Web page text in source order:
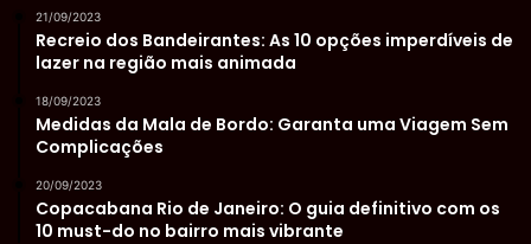
21/09/2023
Recreio dos Bandeirantes: As 10 opções imperdíveis de
lazer na região mais animada
18/09/2023
Medidas da Mala de Bordo: Garanta uma Viagem Sem
Complicações
20/09/2023
Copacabana Rio de Janeiro: O guia definitivo com os
10 must-do no bairro mais vibrante